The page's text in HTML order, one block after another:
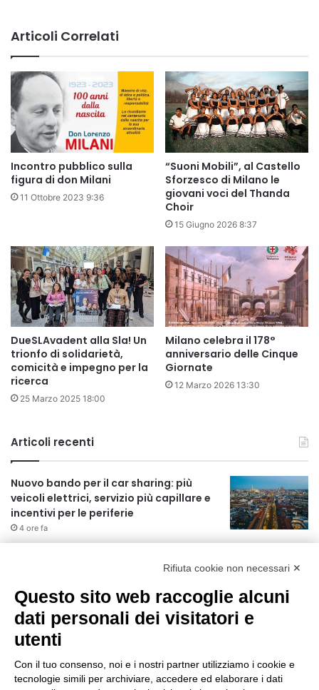
Articoli Correlati
Incontro pubblico sulla
figura di don Milani
11 Ottobre 2023 9:36
“Suoni Mobili”, al Castello
Sforzesco di Milano le
giovani voci del Thanda
Choir
15 Giugno 2026 8:37
DueSLAvadent alla Sla! Un
trionfo di solidarietà,
comicità e impegno per la
ricerca
25 Marzo 2025 18:00
Milano celebra il 178°
anniversario delle Cinque
Giornate
12 Marzo 2026 13:30
Articoli recenti
Nuovo bando per il car sharing: più
veicoli elettrici, servizio più capillare e
incentivi per le periferie
4 ore fa
75 anni di INFN. La comunità, la storia, il
futuro della ricerca in fisica
fondamentale in Italia
2 giorni fa
Milano Aiuta Estate, 1600 prestazioni di
Rifiuta cookie non necessari ✕
Questo sito web raccoglie alcuni
dati personali dei visitatori e
utenti
Con il tuo consenso, noi e i nostri partner utilizziamo i cookie e
tecnologie simili per archiviare, accedere ed elaborare i dati